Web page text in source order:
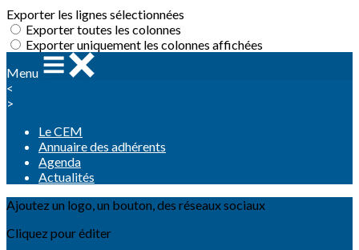
Exporter les lignes sélectionnées
Exporter toutes les colonnes
Exporter uniquement les colonnes affichées
Menu
<
>
Le CEM
Annuaire des adhérents
Agenda
Actualités
Ajoutez un logo, un bouton, des réseaux sociaux
Cliquez pour éditer